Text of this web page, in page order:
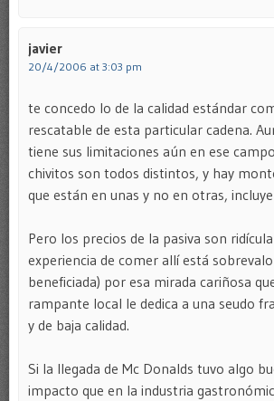
javier
20/4/2006 at 3:03 pm
te concedo lo de la calidad estándar
rescatable de esta particular cadena.
tiene sus limitaciones aún en ese
chivitos son todos distintos, y hay
que están en unas y no en otras,
Pero los precios de la pasiva son
experiencia de comer allí está
beneficiada) por esa mirada cariñosa
rampante local le dedica a una seudo
y de baja calidad.
Si la llegada de Mc Donalds tuvo algo
impacto que en la industria